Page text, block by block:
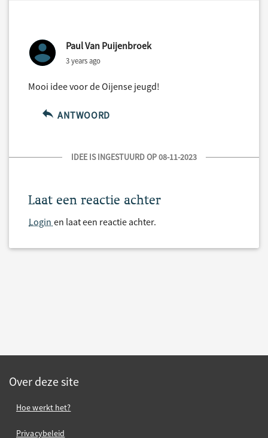
Paul Van Puijenbroek
3 years ago
Mooi idee voor de Oijense jeugd!
ANTWOORD
IDEE IS INGESTUURD OP 08-11-2023
Laat een reactie achter
Login en laat een reactie achter.
Over deze site
Hoe werkt het?
Privacybeleid